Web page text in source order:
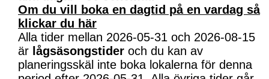
Om du vill boka en dagtid på en vardag så
klickar du här
Alla tider mellan 2026-05-31 och 2026-08-15
är lågsäsongstider och du kan av
planeringsskäl inte boka lokalerna för denna